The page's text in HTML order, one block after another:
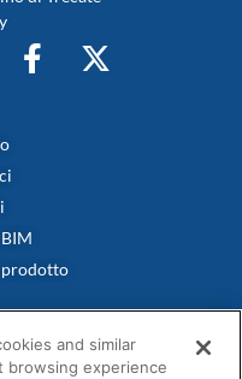
prodotto
and similar
browsing experience